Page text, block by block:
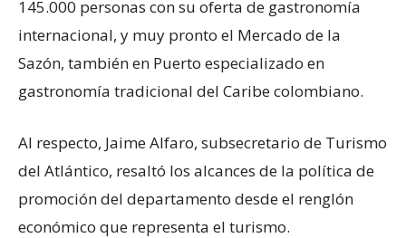
145.000 personas con su oferta de gastronomía
internacional, y muy pronto el Mercado de la
Sazón, también en Puerto especializado en
gastronomía tradicional del Caribe colombiano.
Al respecto, Jaime Alfaro, subsecretario de Turismo
del Atlántico, resaltó los alcances de la política de
promoción del departamento desde el renglón
económico que representa el turismo.